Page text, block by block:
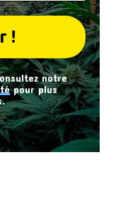
notre
pour plus